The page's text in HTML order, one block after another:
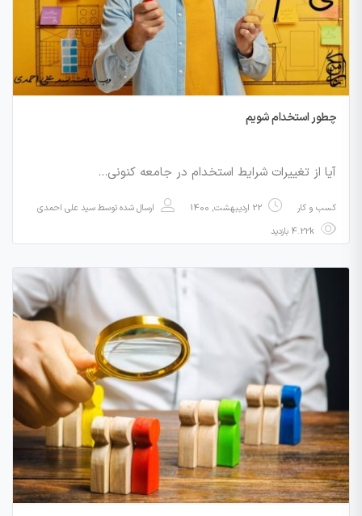
چطور استخدام شویم
آیا از تغییرات شرایط استخدام در جامعه کنونی…
کسب و کار 22 اردیبهشت, 1400 ارسال شده توسطسید علی احمدی